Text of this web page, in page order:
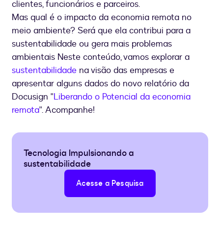
clientes, funcionários e parceiros.
Mas qual é o impacto da economia remota no
meio ambiente? Será que ela contribui para a
sustentabilidade ou gera mais problemas
ambientais Neste conteúdo, vamos explorar a
sustentabilidade na visão das empresas e
apresentar alguns dados do novo relatório da
Docusign "Liberando o Potencial da economia
remota". Acompanhe!
Tecnologia Impulsionando a
sustentabilidade
Acesse a Pesquisa